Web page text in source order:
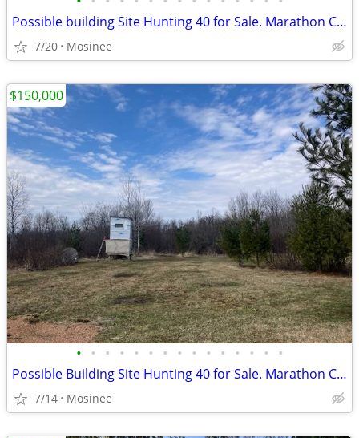
Possible building Site Hunting 40 for Sale. Marathon County
7/20 Mosinee
• • • • • • • • • • • • • • •
Possible Building Site Hunting 40 for Sale. Marathon Count 150,000.00
7/14 Mosinee
$150,000